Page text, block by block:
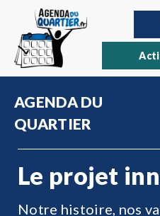
AGENDA DU
QUARTIER
Le projet
Notre histoire, nos